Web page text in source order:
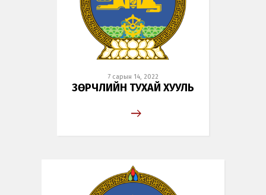
7 сарын 14, 2022
ЗӨРЧЛИЙН ТУХАЙ ХУУЛЬ